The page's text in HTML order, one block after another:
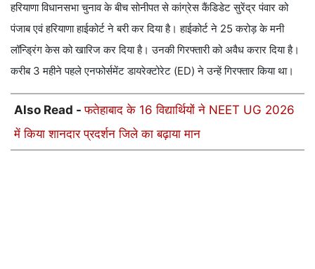
हरियाणा विधानसभा चुनाव के बीच सोनीपत से कांग्रेस कैंडिडेट सुरेंद्र पंवार को
पंजाब एवं हरियाणा हाईकोर्ट ने बरी कर दिया है। हाईकोर्ट ने 25 करोड़ के मनी
लॉन्ड्रिंग केस को खारिज कर दिया है। उनकी गिरफ्तारी को अवैध करार दिया है।
करीब 3 महीने पहले एनफोर्समेंट डायरेक्टोरेट (ED) ने उन्हें गिरफ्तार किया था।
Also Read -फतेहाबाद के 16 विद्यार्थियों ने NEET UG 2026
में किया शानदार प्रदर्शन जिले का बढ़ाया मान